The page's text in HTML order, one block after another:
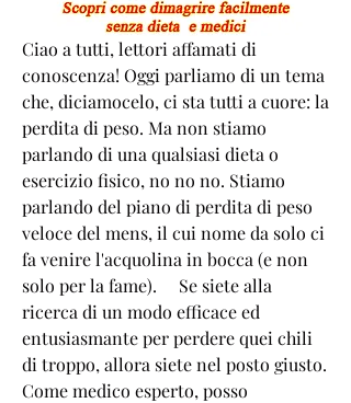
Ciao a tutti, lettori affamati di
conoscenza! Oggi parliamo di un tema
che, diciamocelo, ci sta tutti a cuore: la
perdita di peso. Ma non stiamo
parlando di una qualsiasi dieta o
esercizio fisico, no no no. Stiamo
parlando del piano di perdita di peso
veloce del mens, il cui nome da solo ci
fa venire l'acquolina in bocca (e non
solo per la fame).     Se siete alla
ricerca di un modo efficace ed
entusiasmante per perdere quei chili
di troppo, allora siete nel posto giusto.
Come medico esperto, posso